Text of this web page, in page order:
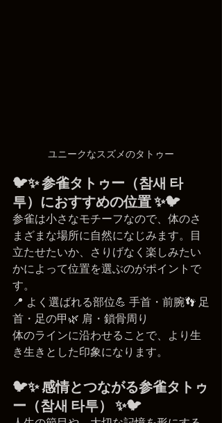
ユニークなスズメのタトゥー
🐦✨ 参雀タトゥー（참새 타
투）におすすめの位置 ✨🐦
参雀は小さなモチーフなので、体のさ
まざまな場所に自然になじみます。目
立たせたいか、さりげなく楽しみたい
かによって位置を選ぶのがポイントで
す。
📍 よく選ばれる部位💪 手首・前腕👣 足
首・足の甲🌿 肩・鎖骨周り
体のラインに沿わせることで、より生
き生きとした印象になります。
🐦✨ 感情とつながる参雀タトゥ
ー（참새 타투） ✨🐦